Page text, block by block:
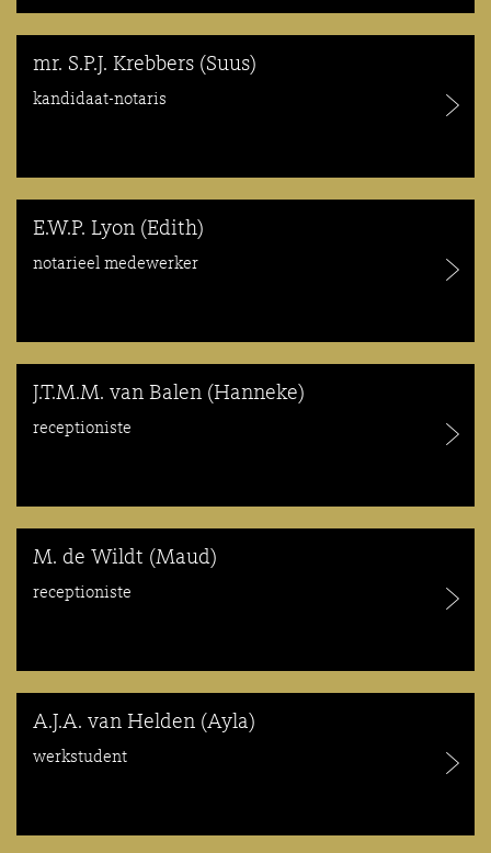
mr. S.P.J. Krebbers (Suus)
kandidaat-notaris
E.W.P. Lyon (Edith)
notarieel medewerker
J.T.M.M. van Balen (Hanneke)
receptioniste
M. de Wildt (Maud)
receptioniste
A.J.A. van Helden (Ayla)
werkstudent